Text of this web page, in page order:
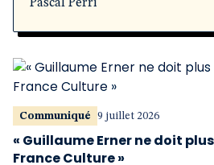
Pascal Perri
Communiqué 9 juillet 2026
« Guillaume Erner ne doit
France Culture »